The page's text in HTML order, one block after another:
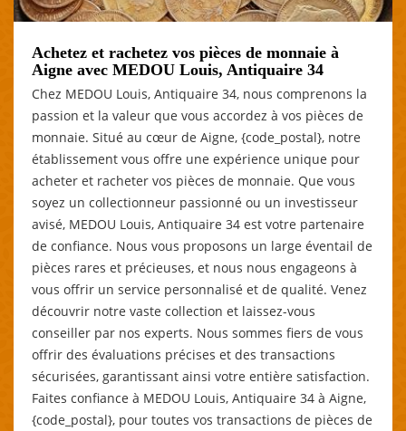
Achetez et rachetez vos pièces de monnaie à
Aigne avec MEDOU Louis, Antiquaire 34
Chez MEDOU Louis, Antiquaire 34, nous comprenons la
passion et la valeur que vous accordez à vos pièces de
monnaie. Situé au cœur de Aigne, {code_postal}, notre
établissement vous offre une expérience unique pour
acheter et racheter vos pièces de monnaie. Que vous
soyez un collectionneur passionné ou un investisseur
avisé, MEDOU Louis, Antiquaire 34 est votre partenaire
de confiance. Nous vous proposons un large éventail de
pièces rares et précieuses, et nous nous engageons à
vous offrir un service personnalisé et de qualité. Venez
découvrir notre vaste collection et laissez-vous
conseiller par nos experts. Nous sommes fiers de vous
offrir des évaluations précises et des transactions
sécurisées, garantissant ainsi votre entière satisfaction.
Faites confiance à MEDOU Louis, Antiquaire 34 à Aigne,
{code_postal}, pour toutes vos transactions de pièces de